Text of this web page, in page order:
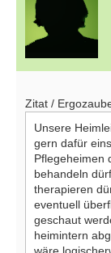
Zitat /
Unsere
gern dafür
Pflegeheimen
behandeln
therapieren
eventuell
geschaut
heimintern
wäre